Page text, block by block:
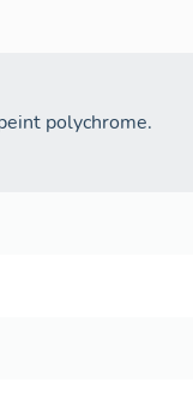
polychrome.